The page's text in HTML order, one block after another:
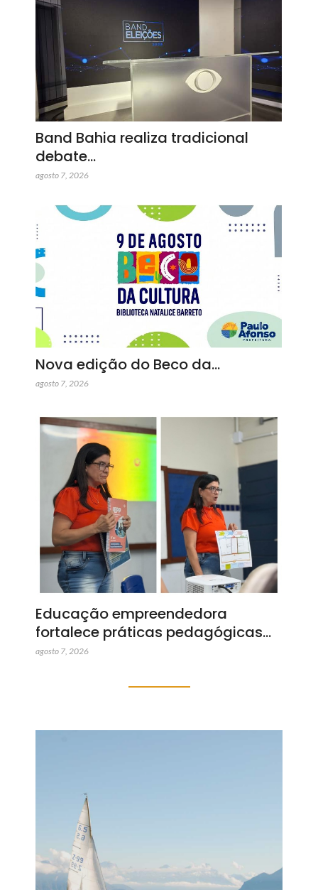
Band Bahia realiza tradicional
debate…
agosto 7, 2026
Nova edição do Beco da…
agosto 7, 2026
Educação empreendedora
fortalece práticas pedagógicas…
agosto 7, 2026